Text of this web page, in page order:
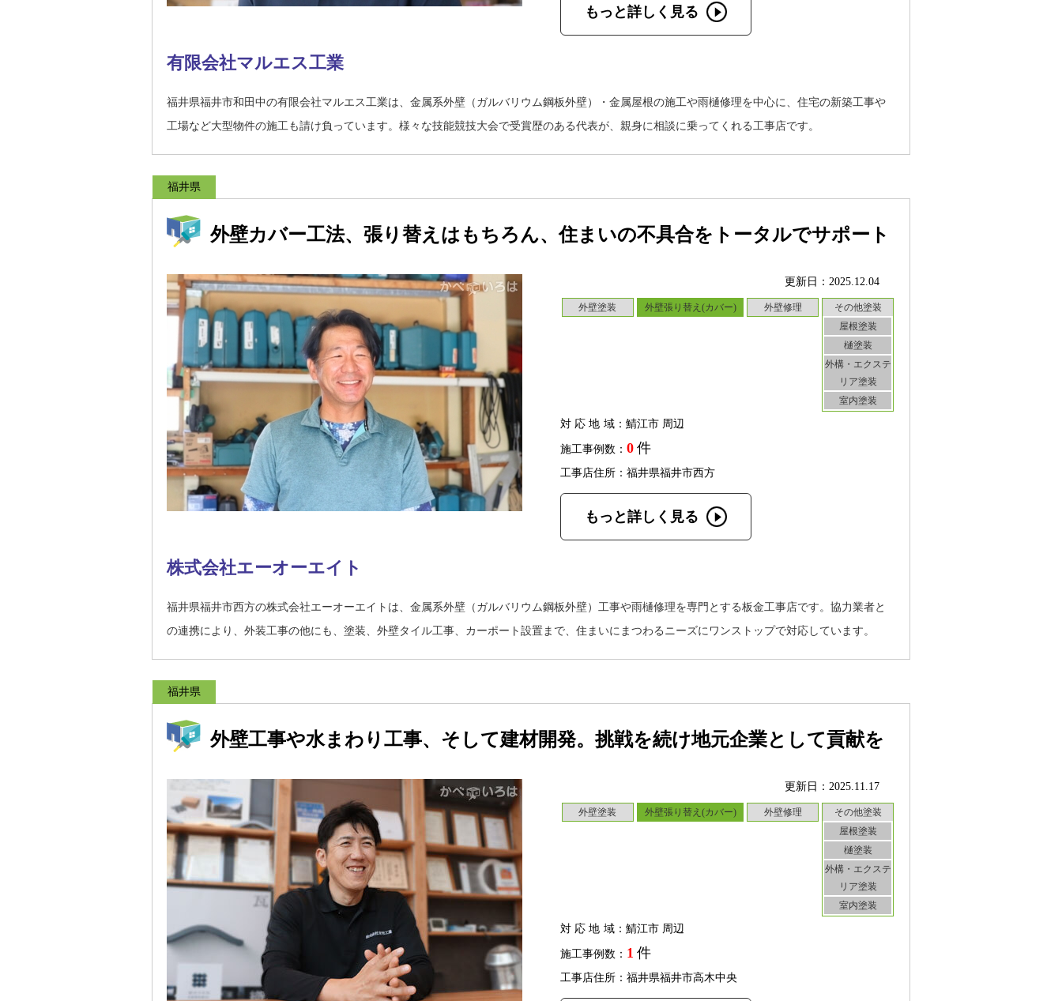
もっと詳しく見る
有限会社マルエス工業
福井県福井市和田中の有限会社マルエス工業は、金属系外壁（ガルバリウム鋼板外壁）・金属屋根の施工や雨樋修理を中心に、住宅の新築工事や
工場など大型物件の施工も請け負っています。様々な技能競技大会で受賞歴のある代表が、親身に相談に乗ってくれる工事店です。
福井県
外壁カバー工法、張り替えはもちろん、住まいの不具合をトータルでサポート
更新日：2025.12.04
外壁塗装 外壁張り替え(カバー) 外壁修理
その他塗装
屋根塗装
樋塗装
外構・エクステ
リア塗装
室内塗装
対応地域：鯖江市 周辺
施工事例数： 0 件
工事店住所：福井県福井市西方
もっと詳しく見る
株式会社エーオーエイト
福井県福井市西方の株式会社エーオーエイトは、金属系外壁（ガルバリウム鋼板外壁）工事や雨樋修理を専門とする板金工事店です。協力業者と
の連携により、外装工事の他にも、塗装、外壁タイル工事、カーポート設置まで、住まいにまつわるニーズにワンストップで対応しています。
福井県
外壁工事や水まわり工事、そして建材開発。挑戦を続け地元企業として貢献を
更新日：2025.11.17
外壁塗装 外壁張り替え(カバー) 外壁修理
その他塗装
屋根塗装
樋塗装
外構・エクステ
リア塗装
室内塗装
対応地域：鯖江市 周辺
施工事例数： 1 件
工事店住所：福井県福井市高木中央